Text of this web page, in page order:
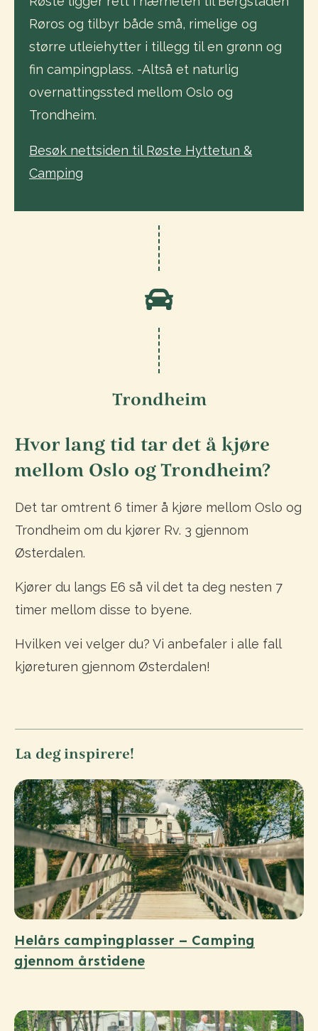
Røros og tilbyr både små, rimelige og
større utleiehytter i tillegg til en grønn og
fin campingplass. -Altså et naturlig
overnattingssted mellom Oslo og
Trondheim.
Besøk nettsiden til Røste Hyttetun &
Camping
Trondheim
Hvor lang tid tar det å kjøre
mellom Oslo og Trondheim?
Det tar omtrent 6 timer å kjøre mellom Oslo og
Trondheim om du kjører Rv. 3 gjennom
Østerdalen.
Kjører du langs E6 så vil det ta deg nesten 7
timer mellom disse to byene.
Hvilken vei velger du? Vi anbefaler i alle fall
kjøreturen gjennom Østerdalen!
La deg inspirere!
Helårs campingplasser – Camping
gjennom årstidene